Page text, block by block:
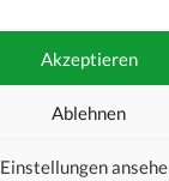
Akzeptieren
Ablehnen
Einstellungen
© 2026 Blick ins Land
Unterstützt durch
0043 (0)1 581 28 90 0
Impressum